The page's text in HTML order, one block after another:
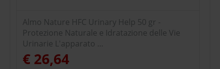
Almo Nature HFC Urinary Help 50 gr -
Protezione Naturale e Idratazione delle Vie
Urinarie L'apparato ...
€ 26,64